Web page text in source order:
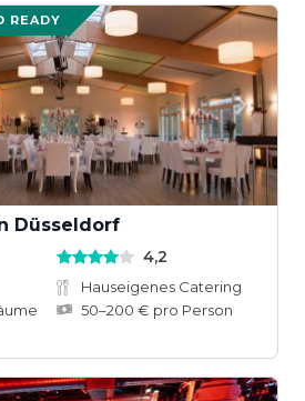
READY
Düsseldorf
4,2
Hauseigenes Catering
50–200 € pro Person